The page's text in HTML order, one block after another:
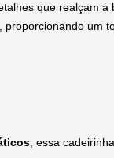
que realçam a
proporcionando um
, essa